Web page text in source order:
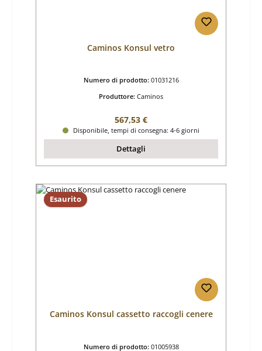
Caminos Konsul vetro
Numero di prodotto: 01031216
Produttore: Caminos
Prezzo normale:
567,53 €
Disponibile, tempi di consegna: 4-6 giorni
Dettagli
Esaurito
Caminos Konsul cassetto raccogli cenere
Numero di prodotto: 01005938